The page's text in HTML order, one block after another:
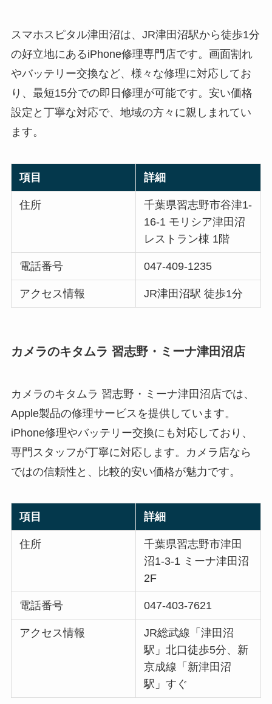
スマホスピタル津田沼は、JR津田沼駅から徒歩1分
の好立地にあるiPhone修理専門店です。画面割れ
やバッテリー交換など、様々な修理に対応してお
り、最短15分での即日修理が可能です。安い価格
設定と丁寧な対応で、地域の方々に親しまれてい
ます。
項目 詳細
住所
千葉県習志野市谷津1-
16-1 モリシア津田沼
レストラン棟 1階
電話番号 047-409-1235
アクセス情報 JR津田沼駅 徒歩1分
カメラのキタムラ 習志野・ミーナ津田沼店
カメラのキタムラ 習志野・ミーナ津田沼店では、
Apple製品の修理サービスを提供しています。
iPhone修理やバッテリー交換にも対応しており、
専門スタッフが丁寧に対応します。カメラ店なら
ではの信頼性と、比較的安い価格が魅力です。
項目 詳細
住所
千葉県習志野市津田
沼1-3-1 ミーナ津田沼
2F
電話番号 047-403-7621
アクセス情報
JR総武線「津田沼
駅」北口徒歩5分、新
京成線「新津田沼
駅」すぐ